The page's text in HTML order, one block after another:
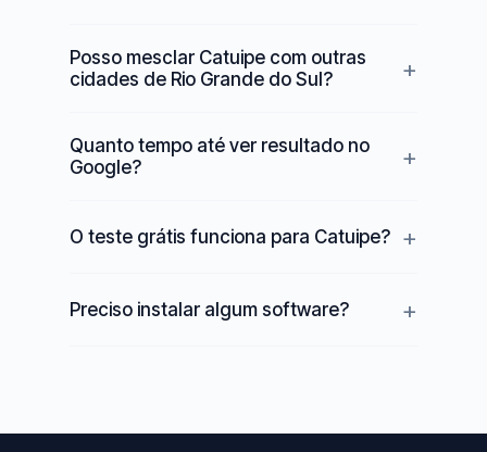
Posso mesclar Catuipe com outras
cidades de Rio Grande do Sul?
Quanto tempo até ver resultado no
Google?
O teste grátis funciona para Catuipe?
Preciso instalar algum software?